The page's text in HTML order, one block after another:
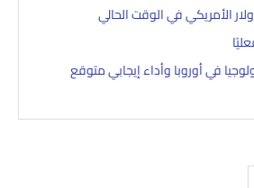
الأمريكي في الوقت الحالي
في أوروبا وأداء إيجابي متوقع